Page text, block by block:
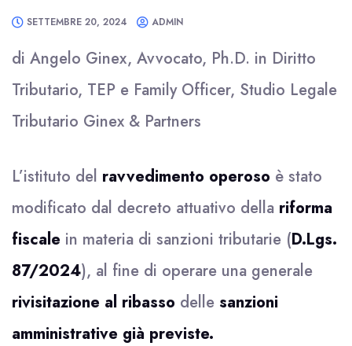
SETTEMBRE 20, 2024 ADMIN
di Angelo Ginex, Avvocato, Ph.D. in Diritto
Tributario, TEP e Family Officer, Studio Legale
Tributario Ginex & Partners
L’istituto del ravvedimento operoso è stato
modificato dal decreto attuativo della riforma
fiscale in materia di sanzioni tributarie (D.Lgs.
87/2024), al fine di operare una generale
rivisitazione al ribasso delle sanzioni
amministrative già previste.